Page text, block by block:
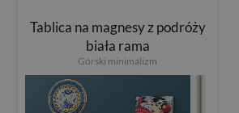
Tablica na magnesy z podróży
biała rama
Górski minimalizm